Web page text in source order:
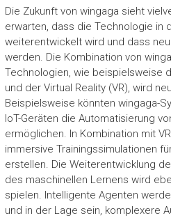
Die Zukunft von wingaga sieht
erwarten, dass die Technologie in
weiterentwickelt wird und dass
werden. Die Kombination von
Technologien, wie beispielsweise
und der Virtual Reality (VR), wird
Beispielsweise könnten wingaga-
IoT-Geräten die Automatisierung
ermöglichen. In Kombination mit
immersive Trainingssimulationen
erstellen. Die Weiterentwicklung
des maschinellen Lernens wird
spielen. Intelligente Agenten
und in der Lage sein, komplexere